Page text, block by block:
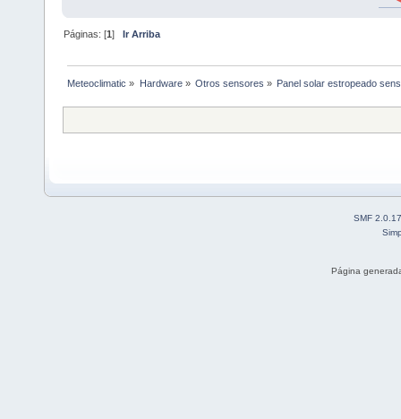
Páginas: [1] Ir Arriba
Meteoclimatic » Hardware» Otros sensores » Panel solar estropeado
SMF 2.0.17
Página